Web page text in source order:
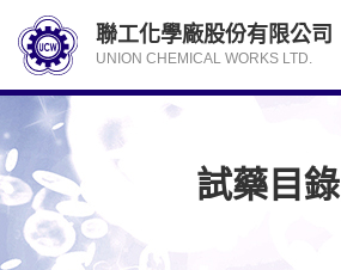
試藥目錄
聯工化學廠股份有限公司
UNION CHEMICAL WORKS LTD.